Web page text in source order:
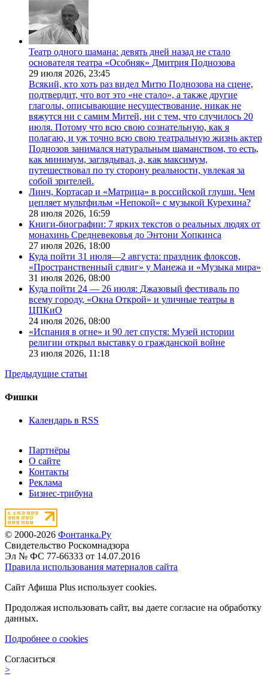
Театр одного шамана: девять дней назад не стало
основателя театра «Особняк» Дмитрия Поднозова
29 июля 2026, 23:45
Всякий, кто хоть раз видел Митю Поднозова на сцене,
подтвердит, что вот это «не стало», а также другие
глаголы, описывающие несуществование, никак не
вяжутся ни с самим Митей, ни с тем, что случилось 20
июля. Потому что всю свою сознательную, как я
полагаю, и уж точно всю свою театральную жизнь актер
Поднозов занимался натуральным шаманством, то есть,
как минимум, заглядывал, а, как максимум,
путешествовал по ту сторону реальности, увлекая за
собой зрителей.
Линч, Кортасар и «Матрица» в российской глуши. Чем
цепляет мультфильм «Непокой» с музыкой Курехина?
28 июля 2026, 16:59
Книги-биографии: 7 ярких текстов о реальных людях от
монахинь Средневековья до Энтони Хопкинса
27 июля 2026, 18:00
Куда пойти 31 июля—2 августа: праздник флоксов,
«Пространственный сдвиг» у Манежа и «Музыка мира»
31 июля 2026, 08:00
Куда пойти 24 — 26 июля: Джазовый фестиваль по
всему городу, «Окна Открой» и уличные театры в
ЦПКиО
24 июля 2026, 08:00
«Испания в огне» и 90 лет спустя: Музей истории
религии открыл выставку о гражданской войне
23 июля 2026, 11:18
Предыдущие статьи
Фишки
Календарь в RSS
Партнёры
О сайте
Контакты
Реклама
Бизнес-трибуна
© 2000-2026 Фонтанка.Ру
Свидетельство Роскомнадзора
Эл № ФС 77-66333 от 14.07.2016
Правила использования материалов сайта
Сайт Афиша Plus использует cookies.
Продолжая использовать сайт, вы даете согласие на обработку
данных.
Подробнее о cookies
Согласиться
>